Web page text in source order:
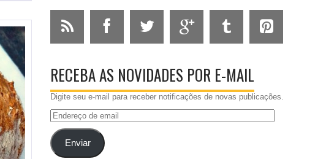
RECEBA AS NOVIDADES POR E-MAIL
Digite seu e-mail para receber notificações de novas publicações.
Endereço
emailEnviar